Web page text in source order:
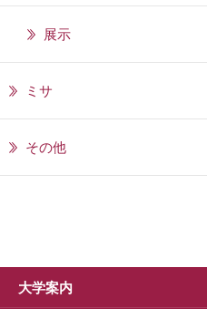
展示
ミサ
その他
大学案内